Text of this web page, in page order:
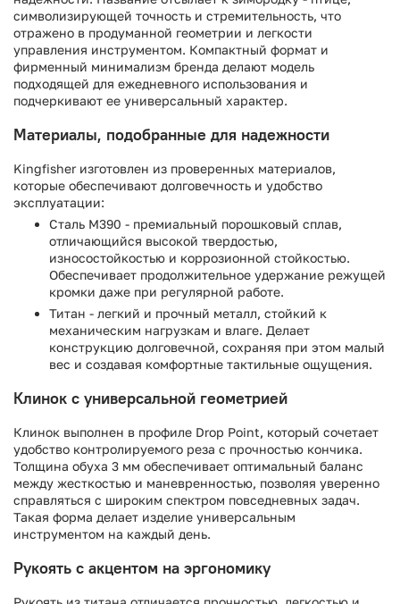
символизирующей точность и стремительность, что
отражено в продуманной геометрии и легкости
управления инструментом. Компактный формат и
фирменный минимализм бренда делают модель
подходящей для ежедневного использования и
подчеркивают ее универсальный характер.
Материалы, подобранные для надежности
Kingfisher изготовлен из проверенных материалов,
которые обеспечивают долговечность и удобство
эксплуатации:
Сталь M390 - премиальный порошковый сплав,
отличающийся высокой твердостью,
износостойкостью и коррозионной стойкостью.
Обеспечивает продолжительное удержание режущей
кромки даже при регулярной работе.
Титан - легкий и прочный металл, стойкий к
механическим нагрузкам и влаге. Делает
конструкцию долговечной, сохраняя при этом малый
вес и создавая комфортные тактильные ощущения.
Клинок с универсальной геометрией
Клинок выполнен в профиле Drop Point, который сочетает
удобство контролируемого реза с прочностью кончика.
Толщина обуха 3 мм обеспечивает оптимальный баланс
между жесткостью и маневренностью, позволяя уверенно
справляться с широким спектром повседневных задач.
Такая форма делает изделие универсальным
инструментом на каждый день.
Рукоять с акцентом на эргономику